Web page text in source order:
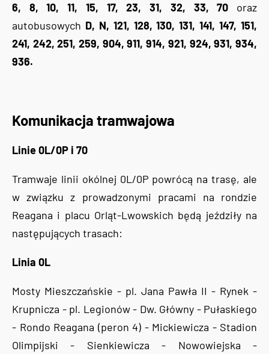
6, 8, 10, 11, 15, 17, 23, 31, 32, 33, 70 oraz
autobusowych D, N, 121, 128, 130, 131, 141, 147, 151,
241, 242, 251, 259, 904, 911, 914, 921, 924, 931, 934,
936.
Komunikacja tramwajowa
Linie 0L/0P i 70
Tramwaje linii okólnej 0L/0P powrócą na trasę, ale
w związku z prowadzonymi pracami na rondzie
Reagana i placu Orląt-Lwowskich będą jeździły na
następujących trasach:
Linia 0L
Mosty Mieszczańskie - pl. Jana Pawła II - Rynek -
Krupnicza - pl. Legionów - Dw. Główny - Pułaskiego
- Rondo Reagana (peron 4) - Mickiewicza - Stadion
Olimpijski - Sienkiewicza - Nowowiejska -